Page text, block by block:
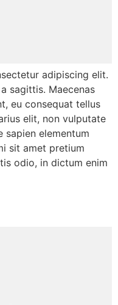
adipiscing elit.
sagittis. Maecenas
eu consequat tellus
elit, non vulputate
elementum
sit amet pretium
odio, in dictum enim